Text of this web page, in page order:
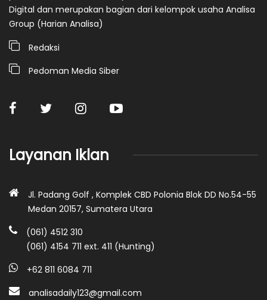
Digital dan merupakan bagian dari kelompok usaha Analisa
Group (Harian Analisa)
Redaksi
Pedoman Media Siber
Layanan Iklan
Jl. Padang Golf , Komplek CBD Polonia Blok DD No.54-55
Medan 20157, Sumatera Utara
(061) 4512 310
(061) 4154 711 ext. 411 (Hunting)
+62 811 6084 711
analisadaily123@gmail.com